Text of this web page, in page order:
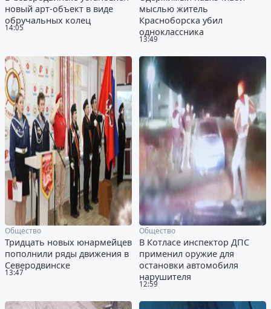
14:05
новый арт-объект в виде
обручальных колец
13:49
мыслью житель
Красноборска убил
одноклассника
13:47
Общество
Тридцать новых юнармейцев
пополнили ряды движения в
Северодвинске
12:59
Общество
В Котласе инспектор ДПС
применил оружие для
остановки автомобиля
нарушителя